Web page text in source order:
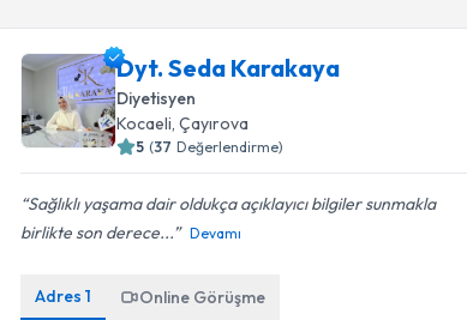
Dyt. Seda Karakaya
Diyetisyen
Kocaeli, Çayırova
5 (37 Değerlendirme)
Sağlıklı yaşama dair oldukça açıklayıcı bilgiler sunmakla
birlikte son derece...
Devamı
Adres1 Online Görüşme